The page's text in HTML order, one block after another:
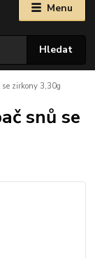
Menu
Hledat
zirkony 3,30g
snů se